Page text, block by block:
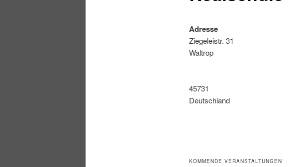
Adresse
Ziegeleistr. 31
Waltrop
45731
Deutschland
KOMMENDE VERANSTALTUNGEN